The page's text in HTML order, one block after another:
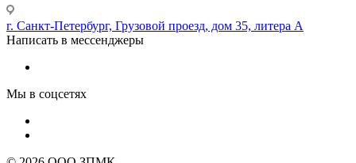
г. Санкт-Петербург, Грузовой проезд, дом 35, литера А
Написать в месcенджеры
Мы в соцсетях